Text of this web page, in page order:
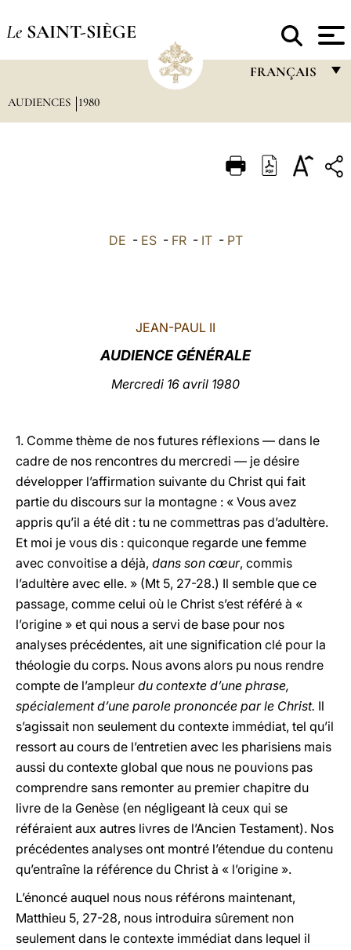
Le SAINT-SIÈGE
FRANÇAIS
ITALIANO
中文
AUDIENCES 1980
DE - ES- FR- IT- PT
JEAN-PAUL II
AUDIENCE GÉNÉRALE
Mercredi 16 avril 1980
1. Comme thème de nos futures réflexions — dans le
cadre de nos rencontres du mercredi — je désire
développer l’affirmation suivante du Christ qui fait
partie du discours sur la montagne : « Vous avez
appris qu’il a été dit : tu ne commettras pas d’adultère.
Et moi je vous dis : quiconque regarde une femme
avec convoitise a déjà, dans son cœur, commis
l’adultère avec elle. » (Mt 5, 27-28.) Il semble que ce
passage, comme celui où le Christ s’est référé à «
l’origine » et qui nous a servi de base pour nos
analyses précédentes, ait une signification clé pour la
théologie du corps. Nous avons alors pu nous rendre
compte de l’ampleur du contexte d’une phrase,
spécialement d’une parole prononcée par le Christ. Il
s’agissait non seulement du contexte immédiat, tel qu’il
ressort au cours de l’entretien avec les pharisiens mais
aussi du contexte global que nous ne pouvions pas
comprendre sans remonter au premier chapitre du
livre de la Genèse (en négligeant là ceux qui se
référaient aux autres livres de l’Ancien Testament). Nos
précédentes analyses ont montré l’étendue du contenu
qu’entraîne la référence du Christ à « l’origine ».
L’énoncé auquel nous nous référons maintenant,
Matthieu 5, 27-28, nous introduira sûrement non
seulement dans le contexte immédiat dans lequel il